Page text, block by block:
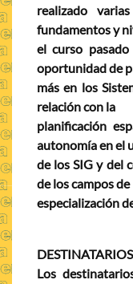
realizado
fundamentos y
el curso
oportunidad de
más en los
relación con la
planificación
autonomía en el
de los SIG y del
de los campos de
especialización
DESTINATARIOS
Los